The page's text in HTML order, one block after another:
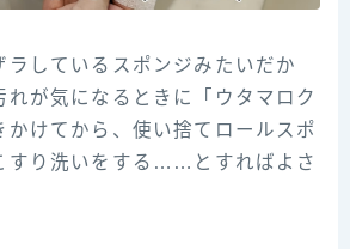
ラしているスポンジみたいだか
れが気になるときに「ウタマロク
かけてから、使い捨てロールスポ
すり洗いをする……とすればよさ